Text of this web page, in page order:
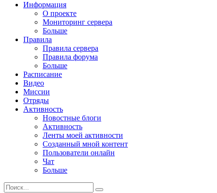
Информация
О проекте
Мониторинг сервера
Больше
Правила
Правила сервера
Правила форума
Больше
Расписание
Видео
Миссии
Отряды
Активность
Новостные блоги
Активность
Ленты моей активности
Созданный мной контент
Пользователи онлайн
Чат
Больше